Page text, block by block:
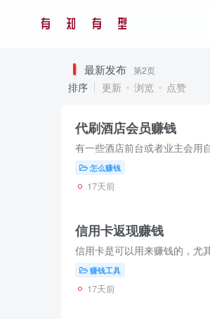
最新发布 第2页
排序 更新 浏览 点赞
代刷酒店会员赚钱
怎么赚钱
17天前
信用卡返现赚钱
赚钱工具
17天前